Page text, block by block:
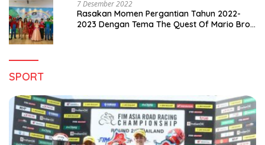
7 Desember 2022
Rasakan Momen Pergantian Tahun 2022-
2023 Dengan Tema The Quest Of Mario Bros
SPORT